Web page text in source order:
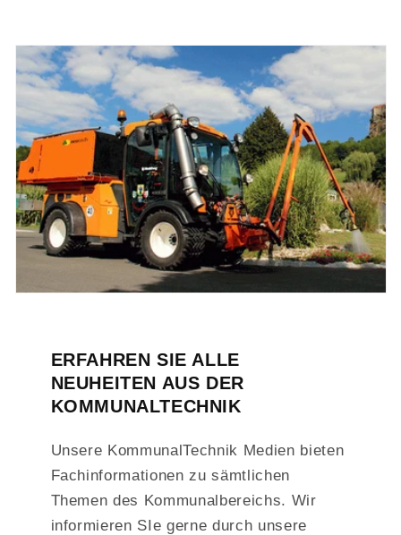
ERFAHREN SIE ALLE
NEUHEITEN AUS DER
KOMMUNALTECHNIK
Unsere KommunalTechnik Medien bieten
Fachinformationen zu sämtlichen
Themen des Kommunalbereichs. Wir
informieren SIe gerne durch unsere